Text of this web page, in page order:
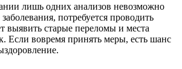
лишь одних анализов невозможно
потребуется проводить
выявить старые переломы и места
Если вовремя принять меры, есть шанс